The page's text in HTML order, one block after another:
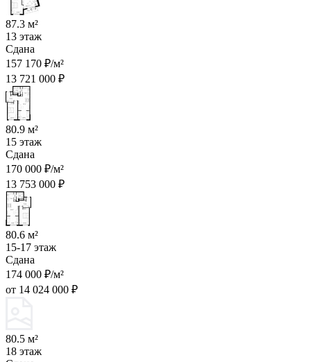
87.3 м²
13 этаж
Сдана
157 170 ₽/м²
13 721 000 ₽
80.9 м²
15 этаж
Сдана
170 000 ₽/м²
13 753 000 ₽
80.6 м²
15-17 этаж
Сдана
174 000 ₽/м²
от 14 024 000 ₽
80.5 м²
18 этаж